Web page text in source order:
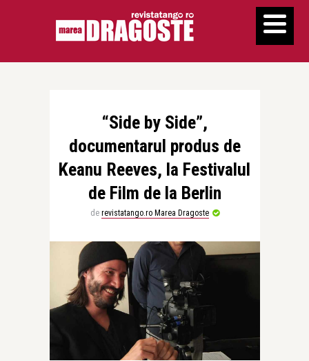
“Side by Side”,
documentarul produs de
Keanu Reeves, la Festivalul
de Film de la Berlin
de revistatango.ro Marea Dragoste